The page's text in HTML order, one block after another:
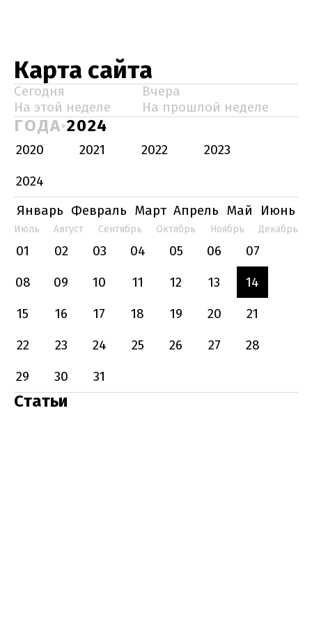
Карта сайта
Сегодня
Вчера
На этой неделе
На прошлой неделе
ГОДА 2024
2020 2021 2022
2023
2024
Январь Февраль Март Апрель Май Июнь
Июль Август Сентябрь Октябрь Ноябрь Декабрь
01 02 03 04 05 06
07
08
09 10 11 12 13
14
15
16 17 18 19 20
21
22
23 24 25 26 27
28
29
30 31
Статьи